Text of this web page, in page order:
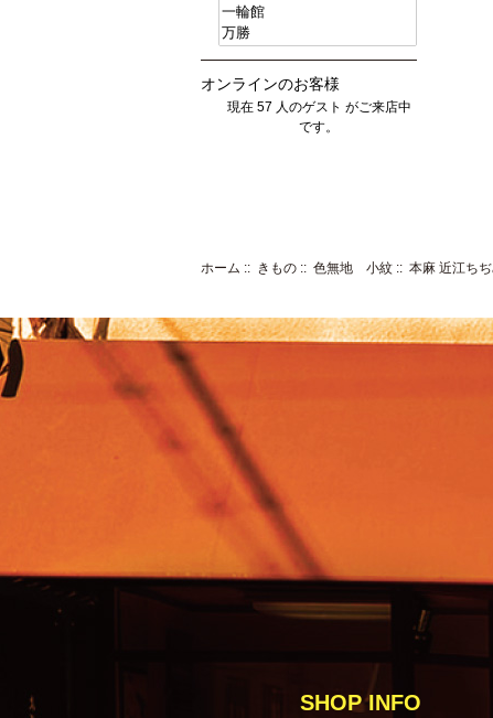
オンラインのお客様
現在 57 人のゲスト がご来店中
です。
ホーム :: きもの :: 色無地 小紋 :: 本麻 近江ち
SHOP INFO